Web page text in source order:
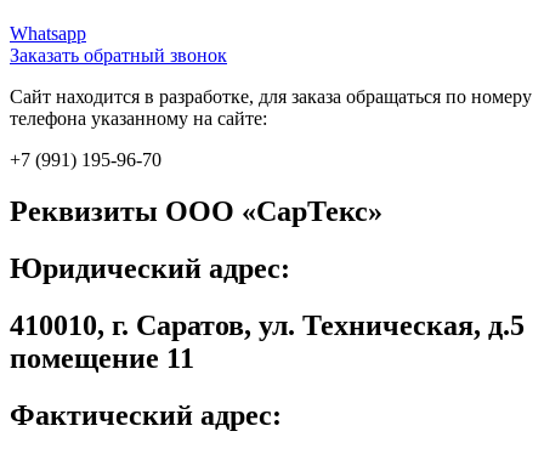
Whatsapp
Заказать обратный звонок
Сайт находится в разработке, для заказа обращаться по номеру
телефона указанному на сайте:
+7 (991) 195-96-70
Реквизиты ООО «СарТекс»
Юридический адрес:
410010, г. Саратов, ул. Техническая, д.5
помещение 11
Фактический адрес: